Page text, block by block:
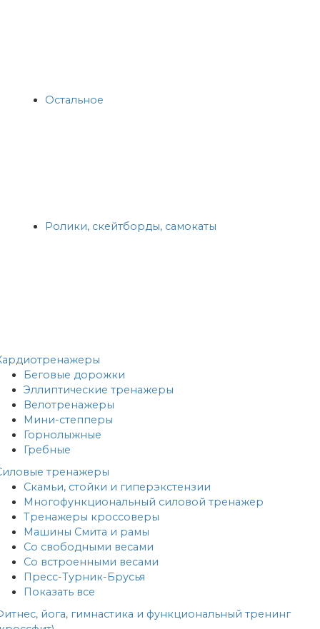
Остальное
Ролики, скейтборды, самокаты
Беговые дорожки
Эллиптические тренажеры
Велотренажеры
Мини-степперы
Горнолыжные
Гребные
тренажеры
Скамьи, стойки и гиперэкстензии
Многофункциональный силовой тренажер
Тренажеры кроссоверы
Машины Смита и рамы
Со свободными весами
Со встроенными весами
Пресс-Турник-Брусья
Показать все
йога, гимнастика и функциональный тренинг